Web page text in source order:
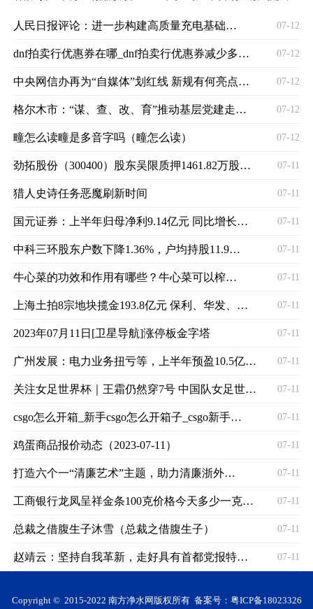
人民日报评论：进一步构建高质量充电基础设施体系 07-12
dnf拍卖行优惠券在哪_dnf拍卖行优惠券减少多少手续费 07-12
中央网信办再为“自媒体”划红线 新规有何亮点？专家解读来了 07-12
格尔木市：“谋、查、改、育”推动基层党建走深走实 07-12
疃怎么读疃是多音字吗（疃怎么读） 07-12
劲拓股份（300400）股东吴限质押1461.82万股，占总股本6.02% 07-11
猎人史诗任务恶魔刷新时间 07-11
国元证券：上半年归母净利9.14亿元 同比增长22.14% 07-11
中科三环股东户数下降1.36%，户均持股11.98万元 07-11
牛心菜的功效和作用有哪些？牛心菜可以榨汁吗？ 07-11
上海土拍8宗地块揽金193.8亿元 保利、华发、招蛇均有所获 07-11
2023年07月11日[卫星导航]涨停板金字塔 07-11
广州发展：电力业务扭亏等，上半年预盈10.5亿元-11.5亿元，同比增46％-60％ 07-11
关注女足世界杯｜王霜仍然穿7号 中国队女足世界杯球员号码公布 07-11
csgo怎么开箱_新手csgo怎么开箱子_csgo新手开箱步骤 07-11
鸡蛋商品报价动态（2023-07-11） 07-11
打造六个一“清廉艺术”主题，助力清廉浙外建设 07-11
工商银行龙凤呈祥金条100克价格今天多少一克（2023年07月11日） 07-11
总裁之借腹生子沐雪（总裁之借腹生子） 07-11
赵靖云：坚持自我革新，走好具有首都党报特色的融合发展之路 07-11
Copyright © 2015-2022 南方净水网版权所有 备案号： 粤ICP备18023326